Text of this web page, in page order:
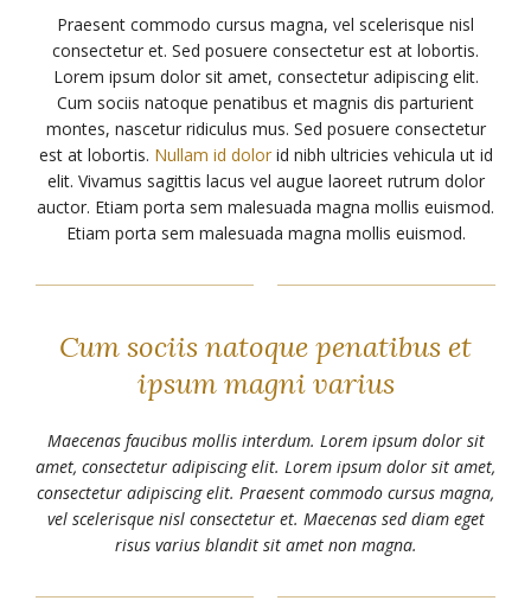
Praesent commodo cursus magna, vel scelerisque nisl
consectetur et. Sed posuere consectetur est at lobortis.
Lorem ipsum dolor sit amet, consectetur adipiscing elit.
Cum sociis natoque penatibus et magnis dis parturient
montes, nascetur ridiculus mus. Sed posuere consectetur
est at lobortis. Nullam id dolorid nibh ultricies vehicula ut id
elit. Vivamus sagittis lacus vel augue laoreet rutrum dolor
auctor. Etiam porta sem malesuada magna mollis euismod.
Etiam porta sem malesuada magna mollis euismod.
Cum sociis natoque penatibus et
ipsum magni varius
Maecenas faucibus mollis interdum. Lorem ipsum dolor sit
amet, consectetur adipiscing elit. Lorem ipsum dolor sit amet,
consectetur adipiscing elit. Praesent commodo cursus magna,
vel scelerisque nisl consectetur et. Maecenas sed diam eget
risus varius blandit sit amet non magna.